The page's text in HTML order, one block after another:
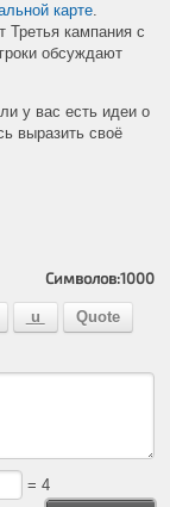
карте
Третья кампания с
обсуждают
у вас есть идеи о
выразить своё
Символов:1000
= 4